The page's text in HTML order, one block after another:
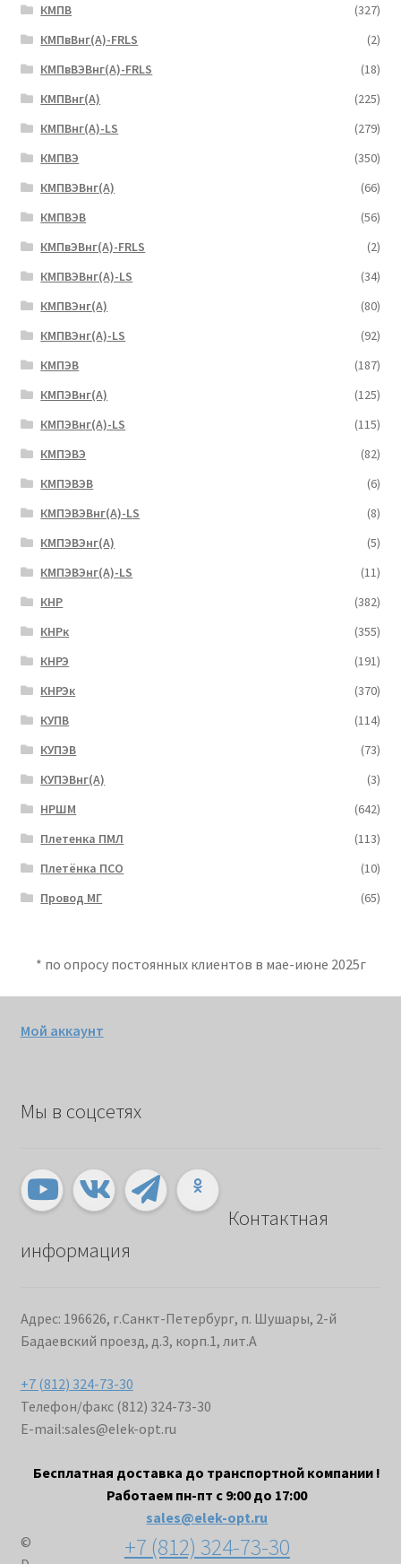
КМПВ
(327)
КМПвВнг(А)-FRLS
(2)
КМПвВЭВнг(А)-FRLS
(18)
КМПВнг(А)
(225)
КМПВнг(А)-LS
(279)
КМПВЭ
(350)
КМПВЭBнг(А)
(66)
КМПВЭВ
(56)
КМПвЭВнг(А)-FRLS
(2)
КМПВЭВнг(А)-LS
(34)
КМПВЭнг(А)
(80)
КМПВЭнг(А)-LS
(92)
КМПЭВ
(187)
КМПЭВнг(А)
(125)
КМПЭВнг(А)-LS
(115)
КМПЭВЭ
(82)
КМПЭВЭВ
(6)
КМПЭВЭВнг(А)-LS
(8)
КМПЭВЭнг(А)
(5)
КМПЭВЭнг(А)-LS
(11)
КНР
(382)
КНРк
(355)
КНРЭ
(191)
КНРЭк
(370)
КУПВ
(114)
КУПЭВ
(73)
КУПЭВнг(А)
(3)
НРШМ
(642)
Плетенка ПМЛ
(113)
Плетёнка ПСО
(10)
Провод МГ
(65)
* по опросу постоянных клиентов в мае-июне 2025г
Мой аккаунт
Мы в соцсетях
Контактная
информация
Адрес: 196626, г.Санкт-Петербург, п. Шушары, 2-й
Бадаевский проезд, д.3, корп.1, лит.А
+7 (812) 324-73-30
Телефон/факс (812) 324-73-30
E-mail:sales@elek-opt.ru
Бесплатная доставка до транспортной компании !
Работаем пн-пт с 9:00 до 17:00
sales@elek-opt.ru
+7 (812) 324-73-30
©